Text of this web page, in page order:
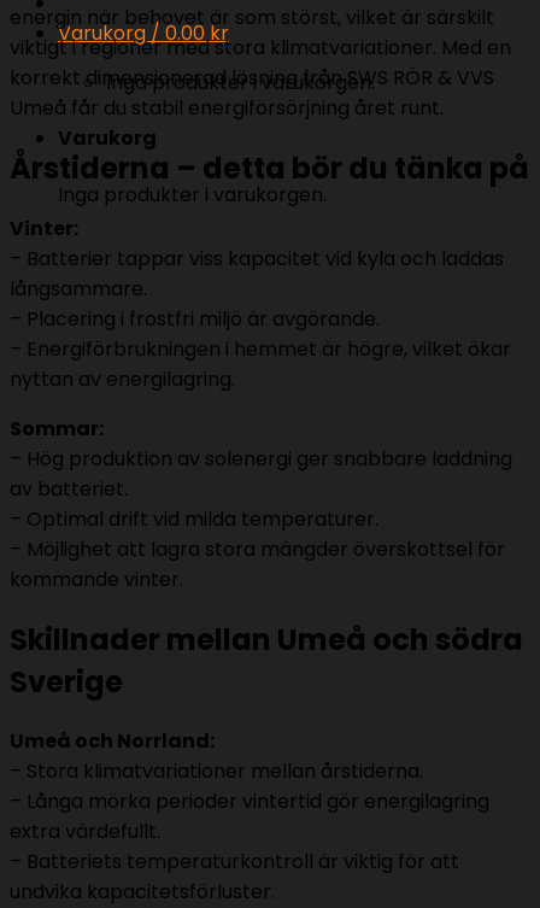
Varukorg /0.00kr
Inga produkter i varukorgen.
Varukorg
Inga produkter i varukorgen.
energin när behovet är som störst, vilket är särskilt
viktigt i regioner med stora klimatvariationer. Med en
korrekt dimensionerad lösning från SWS RÖR & VVS
Umeå får du stabil energiförsörjning året runt.
Årstiderna – detta bör du tänka på
Vinter:
– Batterier tappar viss kapacitet vid kyla och laddas
långsammare.
– Placering i frostfri miljö är avgörande.
– Energiförbrukningen i hemmet är högre, vilket ökar
nyttan av energilagring.
Sommar:
– Hög produktion av solenergi ger snabbare laddning
av batteriet.
– Optimal drift vid milda temperaturer.
– Möjlighet att lagra stora mängder överskottsel för
kommande vinter.
Skillnader mellan Umeå och södra
Sverige
Umeå och Norrland:
– Stora klimatvariationer mellan årstiderna.
– Långa mörka perioder vintertid gör energilagring
extra värdefullt.
– Batteriets temperaturkontroll är viktig för att
undvika kapacitetsförluster.